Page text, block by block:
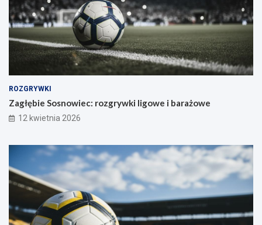
ROZGRYWKI
Zagłębie Sosnowiec: rozgrywki ligowe i barażowe
12 kwietnia 2026